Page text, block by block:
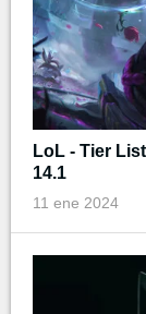
LoL - Tier
14.1
11 ene 2024